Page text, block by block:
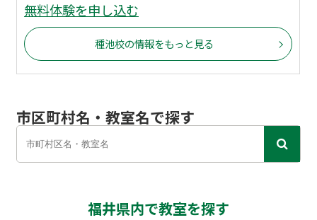
無料体験を申し込む
種池校の情報をもっと見る
市区町村名・教室名で探す
福井県内で教室を探す